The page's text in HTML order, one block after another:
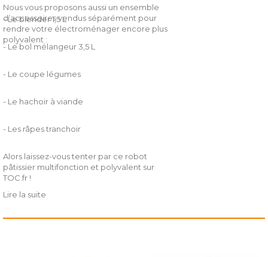
Nous vous proposons aussi un ensemble
d’accessoires vendus séparément pour
rendre votre électroménager encore plus
polyvalent :
- Le blender 1,5 L
- Le bol mélangeur 3,5 L
- Le coupe légumes
- Le hachoir à viande
- Les râpes tranchoir
Alors laissez-vous tenter par ce robot
pâtissier multifonction et polyvalent sur
TOC.fr !
Lire la suite